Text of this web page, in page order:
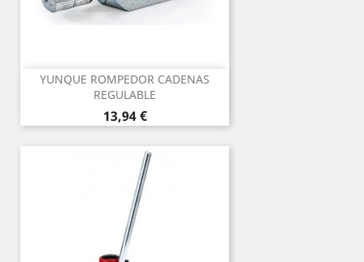
YUNQUE ROMPEDOR CADENAS
REGULABLE
Precio
13,94 €